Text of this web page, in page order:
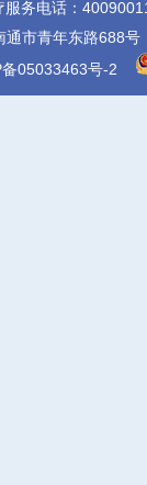
服务电话：
市青年东路688号
05033463号-2